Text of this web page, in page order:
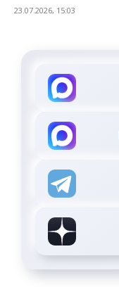
23.07.2026, 15:03